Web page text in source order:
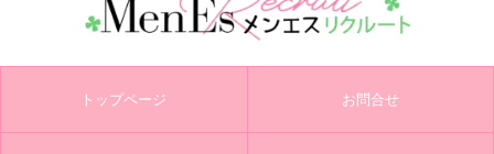
トップページ お問合せ